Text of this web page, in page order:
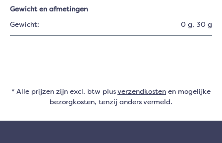
Gewicht en afmetingen
Gewicht: 0 g, 30 g
* Alle prijzen zijn excl. btw plus verzendkosten en mogelijke
bezorgkosten, tenzij anders vermeld.